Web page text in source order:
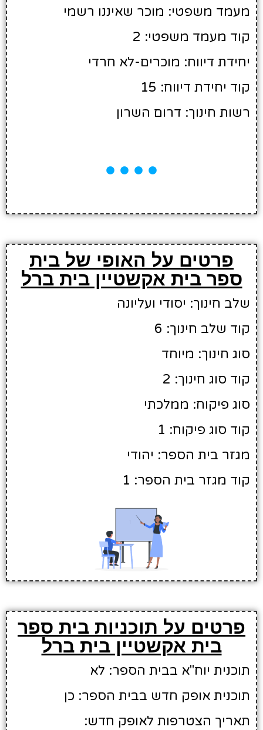
מעמד משפטי: מוכר שאיננו רשמי
קוד מעמד משפטי: 2
יחידת דיווח: מוכרים-לא חרדי
קוד יחידת דיווח: 15
רשות חינוך: דרום השרון
פרטים על האופי של בית
ספר בית אקשטיין בית ברל
שלב חינוך: יסודי ועליונה
קוד שלב חינוך: 6
סוג חינוך: מיוחד
קוד סוג חינוך: 2
סוג פיקוח: ממלכתי
קוד סוג פיקוח: 1
מגזר בית הספר: יהודי
קוד מגזר בית הספר: 1
פרטים על תוכניות בית ספר
בית אקשטיין בית ברל
תוכנית יוח"א בבית הספר: לא
תוכנית אופק חדש בבית הספר: כן
תאריך הצטרפות לאופק חדש: